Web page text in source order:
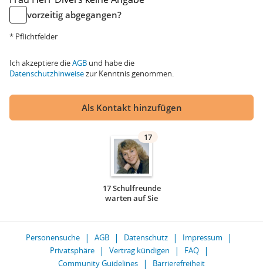
vorzeitig abgegangen?
* Pflichtfelder
Ich akzeptiere dieAGB und habe die
Datenschutzhinweisezur Kenntnis genommen.
Als Kontakt hinzufügen
17
17 Schulfreunde
warten auf Sie
Personensuche AGB Datenschutz
Impressum
Privatsphäre
Vertrag kündigen
FAQ
Community Guidelines
Barrierefreiheit